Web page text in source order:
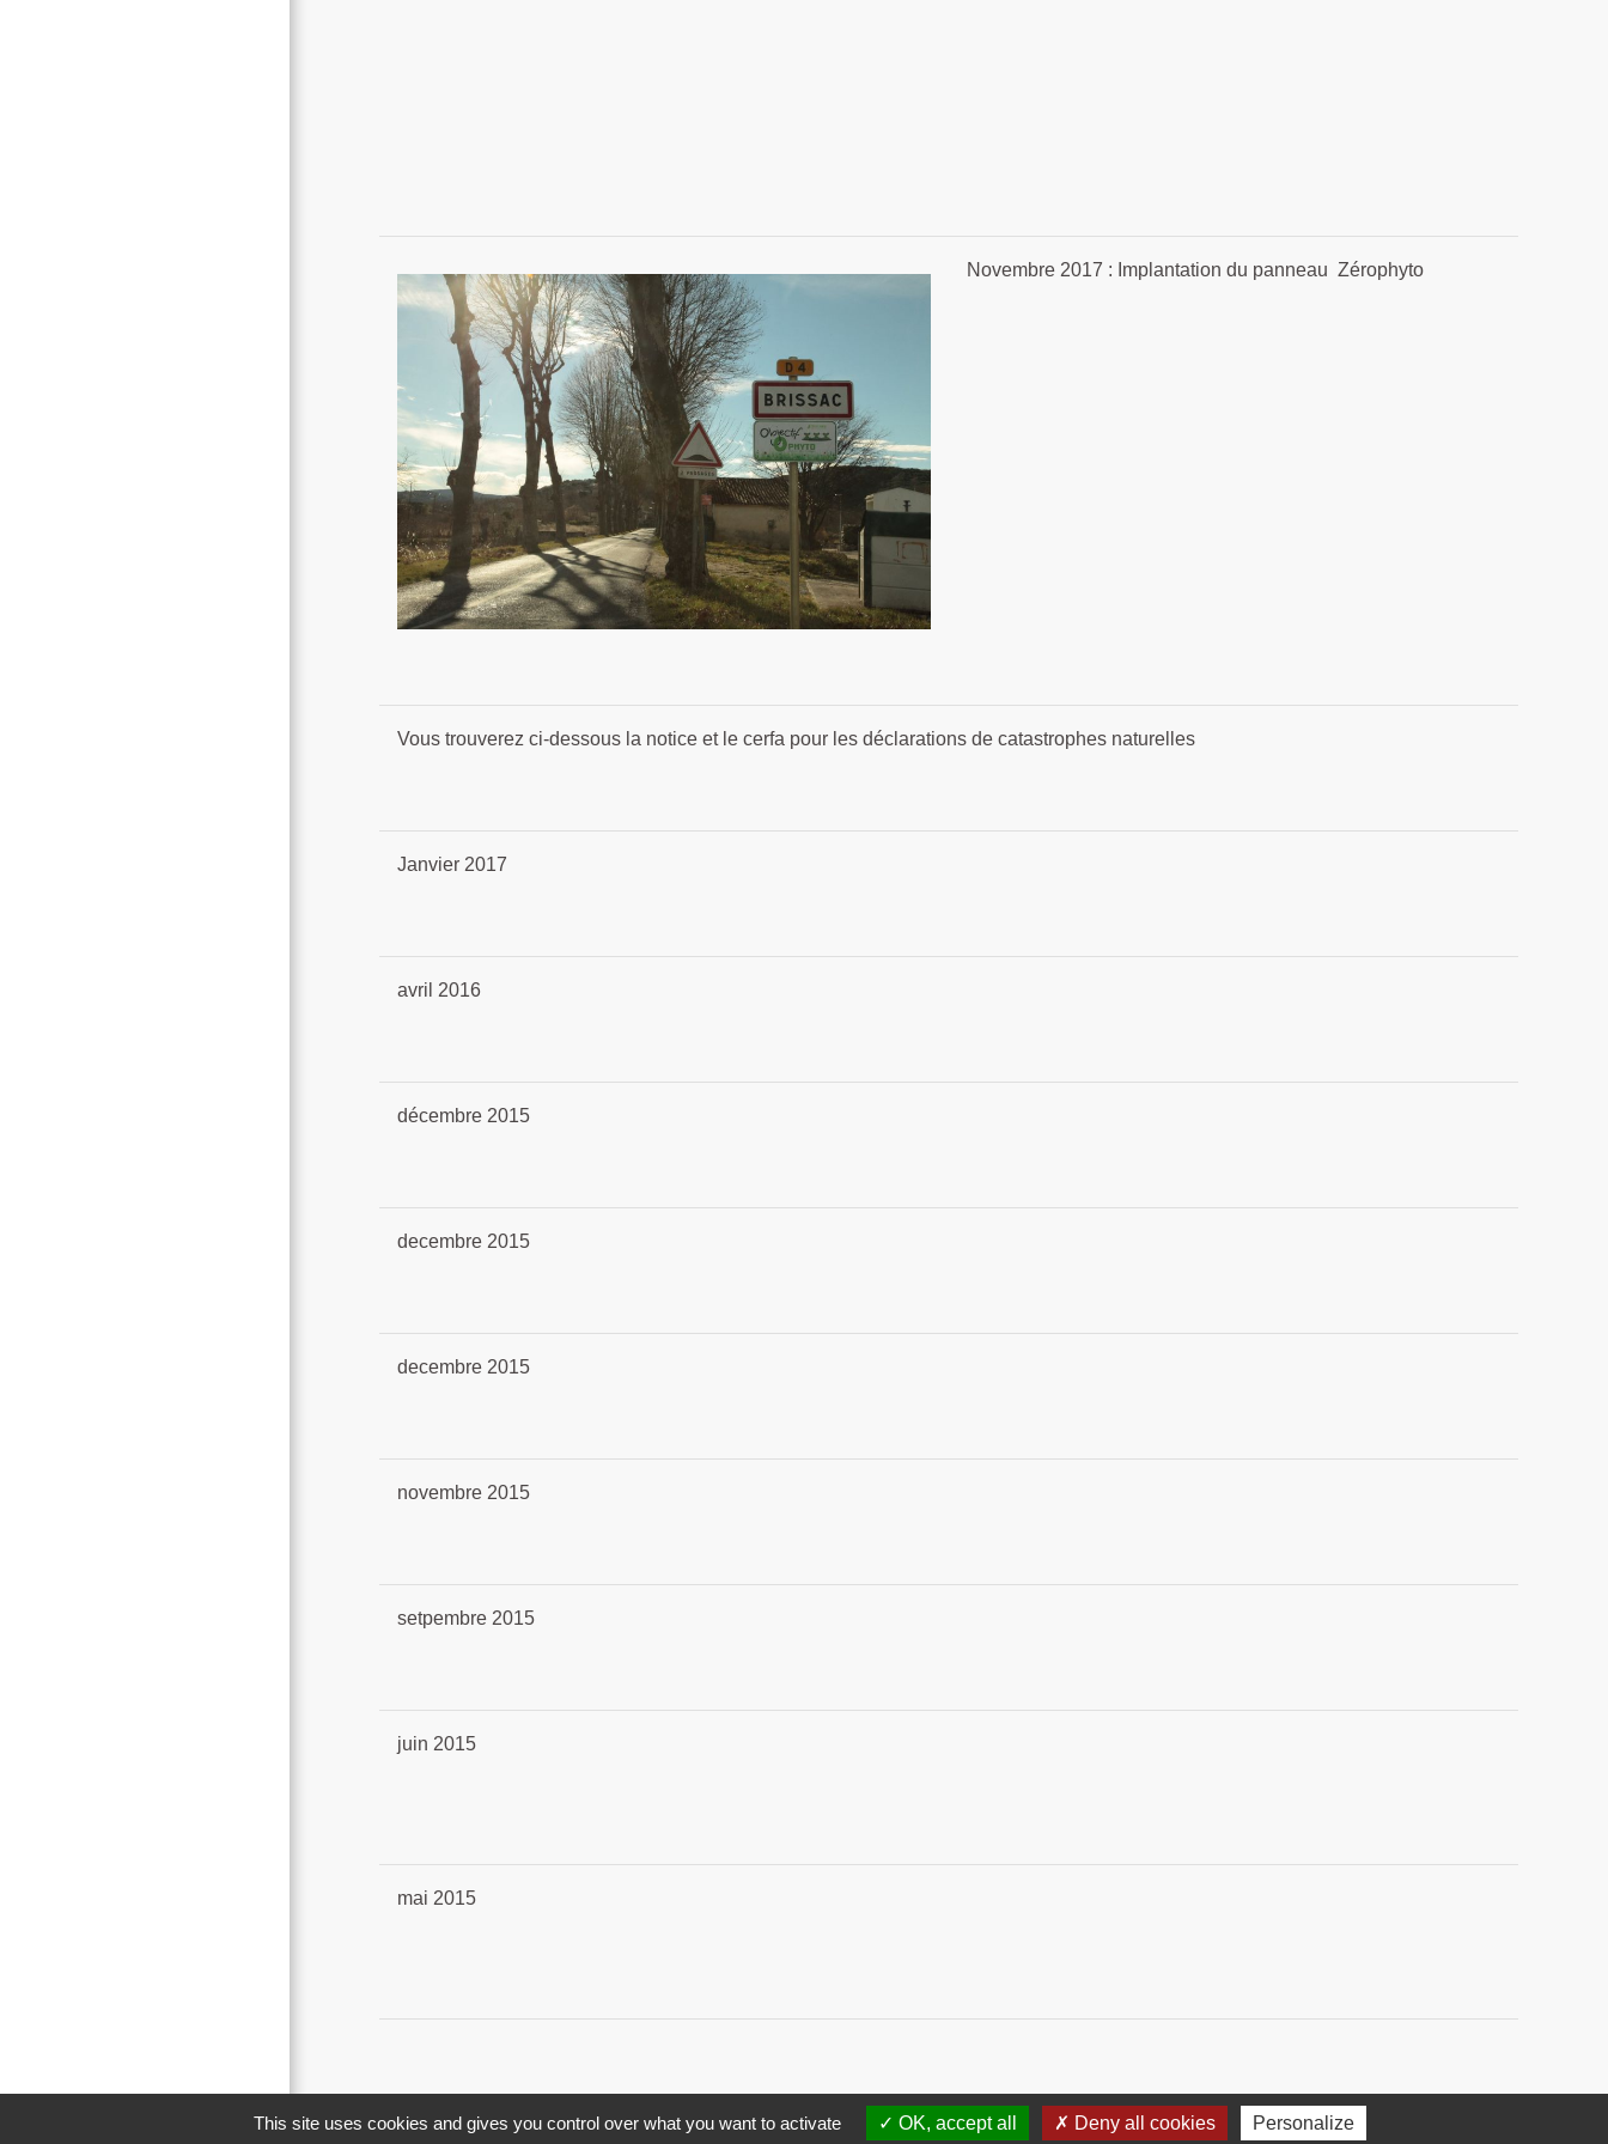
Novembre 2017 : Implantation du panneau Zérophyto
Vous trouverez ci-dessous la notice et le cerfa pour les déclarations de catastrophes naturelles
Janvier 2017
avril 2016
décembre 2015
decembre 2015
decembre 2015
novembre 2015
setpembre 2015
juin 2015
mai 2015
This site uses cookies and gives you control over what you want to activate OK, accept all Deny all cookies Personalize